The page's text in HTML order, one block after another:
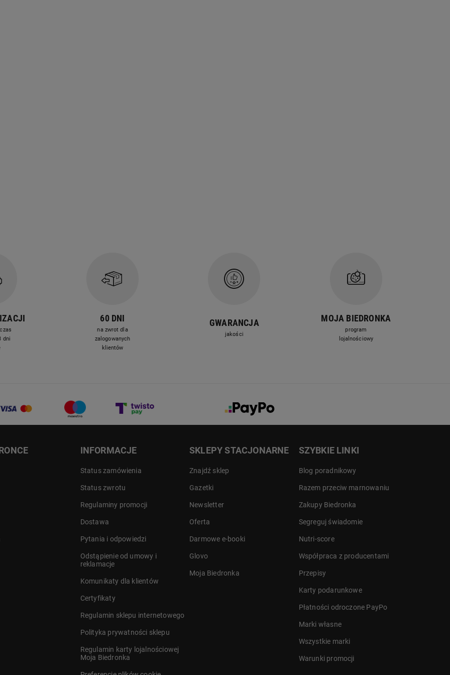
elegancki
z porcelany
i ponadczasowy
każdej jadalni.
HOME!
dni
60 DNI
na zwrot dla
zalogowanych
klientów
GWARANCJA
jakości
MOJA BIEDRONKA
program
lojalnościowy
INFORMACJE
Status zamówienia
Status zwrotu
Regulaminy promocji
Dostawa
Pytania i odpowiedzi
Odstąpienie od umowy i
reklamacje
Komunikaty dla klientów
Certyfikaty
Regulamin sklepu internetowego
Polityka prywatności sklepu
Regulamin karty lojalnościowej
Moja Biedronka
SKLEPY STACJONARNE
Znajdź sklep
Gazetki
Newsletter
Oferta
Darmowe e-booki
Glovo
Moja Biedronka
SZYBKIE LINKI
Blog poradnikowy
Razem przeciw marnowaniu
Zakupy Biedronka
Segreguj świadomie
Nutri-score
Współpraca z producentami
Przepisy
Karty podarunkowe
Płatności odroczone PayPo
Marki własne
Wszystkie marki
Warunki promocji